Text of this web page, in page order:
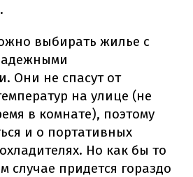
.
выбирать жилье с
Они не спасут от
на улице (не
в комнате), поэтому
и о портативных
Но как бы то
случае придется гораздо